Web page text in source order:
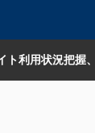
ト利用状況把握